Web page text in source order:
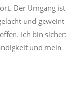
Der Umgang ist
und geweint
Ich bin sicher:
und mein